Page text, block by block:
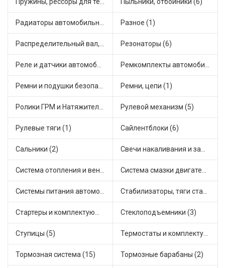
Пружины, рессоры для техники (2) Пыльники, отбойники (6)
Радиаторы автомобильные (11) Разное (1)
Распределительный вал, шестерни распределительного (1) Резонаторы (6)
Реле и датчики автомобильные (21) Ремкомплекты автомобильные (9)
Ремни и подушки безопасности (1) Ремни, цепи (1)
Ролики ГРМ и Натяжители (1) Рулевой механизм (5)
Рулевые тяги (1) Сайлентблоки (6)
Сальники (2) Свечи накаливания и зажигания (1)
Система отопления и вентиляции (4) Система смазки двигателя (7)
Системы питания автомобиля (10) Стабилизаторы, тяги стабилизатора, стойки стабилиз (1)
Стартеры и комплектующие (2) Стеклоподъемники (3)
Ступицы (5) Термостаты и комплектующие системы охлаждения (31)
Тормозная система (15) Тормозные барабаны (2)